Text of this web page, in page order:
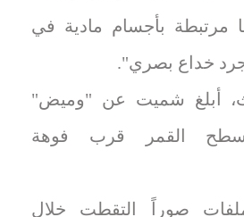
مرتبطة بأجسام مادية في
خداع بصري".
أبلغ شميت عن "وميض"
القمر قرب فوهة
صوراً التقطت خلال